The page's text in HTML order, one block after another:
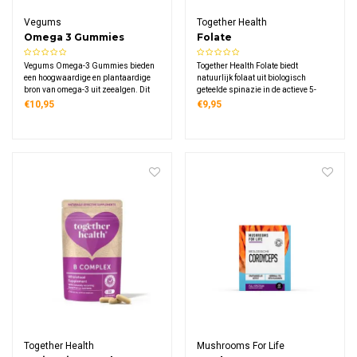
Vegums
Omega 3 Gummies
Vegums Omega-3 Gummies bieden
een hoogwaardige en plantaardige
bron van omega-3 uit zeealgen. Dit
maakt het de perfecte oplossing voor
€10,95
Together Health
Folate
Together Health Folate biedt
natuurlijk folaat uit biologisch
geteelde spinazie in de actieve 5-
MTHF vorm die direct door het
€9,95
Together Health Mushrooms For Life